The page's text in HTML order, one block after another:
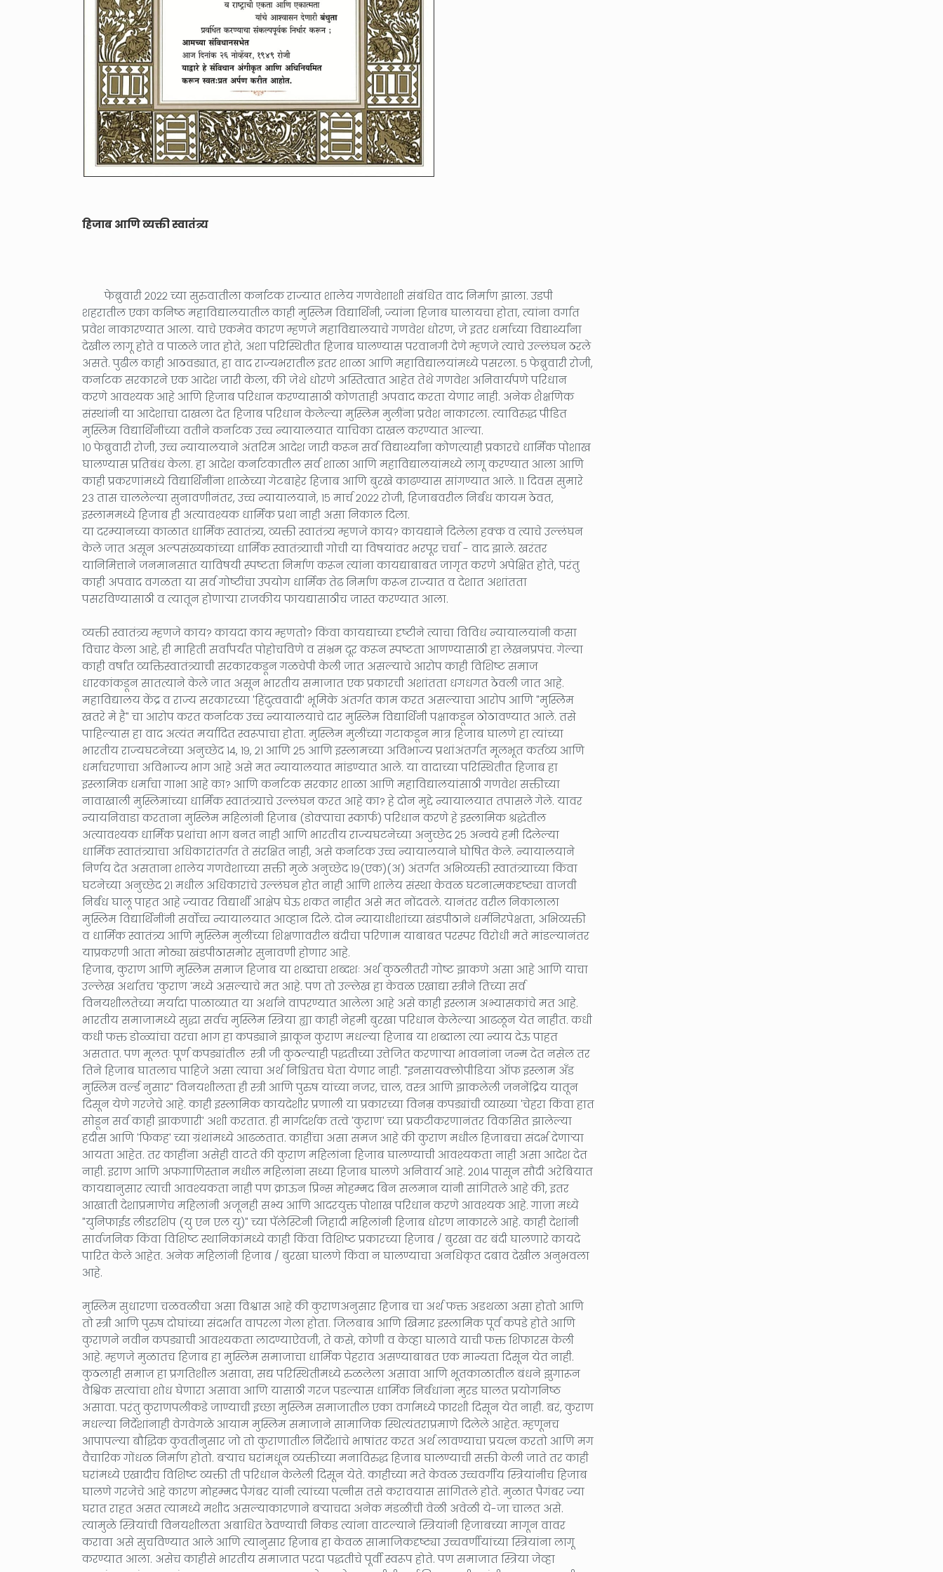
हिजाब आणि व्यक्ती स्वातंत्र्य
फेब्रुवारी २०२२ च्या सुरुवातीला कर्नाटक राज्यात शालेय गणवेशाशी संबंधित वाद निर्माण झाला. उडपी
शहरातील एका कनिष्ठ महाविद्यालयातील काही मुस्लिम विद्यार्थिनी, ज्यांना हिजाब घालायचा होता, त्यांना वर्गात
प्रवेश नाकारण्यात आला. याचे एकमेव कारण म्हणजे महाविद्यालयाचे गणवेश धोरण, जे इतर धर्माच्या विद्यार्थ्यांना
देखील लागू होते व पाळले जात होते, अशा परिस्थितीत हिजाब घालण्यास परवानगी देणे म्हणजे त्याचे उल्लंघन ठरले
असते. पुढील काही आठवड्यात, हा वाद राज्यभरातील इतर शाळा आणि महाविद्यालयांमध्ये पसरला. ५ फेब्रुवारी रोजी,
कर्नाटक सरकारने एक आदेश जारी केला, की जेथे धोरणे अस्तित्वात आहेत तेथे गणवेश अनिवार्यपणे परिधान
करणे आवश्यक आहे आणि हिजाब परिधान करण्यासाठी कोणताही अपवाद करता येणार नाही. अनेक शैक्षणिक
संस्थांनी या आदेशाचा दाखला देत हिजाब परिधान केलेल्या मुस्लिम मुलींना प्रवेश नाकारला. त्याविरुद्ध पीडित
मुस्लिम विद्यार्थिनींच्या वतीने कर्नाटक उच्च न्यायालयात याचिका दाखल करण्यात आल्या.
१० फेब्रुवारी रोजी, उच्च न्यायालयाने अंतरिम आदेश जारी करून सर्व विद्यार्थ्यांना कोणत्याही प्रकारचे धार्मिक पोशाख
घालण्यास प्रतिबंध केला. हा आदेश कर्नाटकातील सर्व शाळा आणि महाविद्यालयांमध्ये लागू करण्यात आला आणि
काही प्रकरणांमध्ये विद्यार्थिनींना शाळेच्या गेटबाहेर हिजाब आणि बुरखे काढण्यास सांगण्यात आले. ११ दिवस सुमारे
२३ तास चाललेल्या सुनावणीनंतर, उच्च न्यायालयाने, १५ मार्च २०२२ रोजी, हिजाबवरील निर्बंध कायम ठेवत,
इस्लाममध्ये हिजाब ही अत्यावश्यक धार्मिक प्रथा नाही असा निकाल दिला.
या दरम्यानच्या काळात धार्मिक स्वातंत्र्य, व्यक्ती स्वातंत्र्य म्हणजे काय? कायद्याने दिलेला हक्क व त्याचे उल्लंघन
केले जात असून अल्पसंख्यकांच्या धार्मिक स्वातंत्र्याची गोची या विषयांवर भरपूर चर्चा - वाद झाले. खरंतर
यानिमित्ताने जनमानसात याविषयी स्पष्टता निर्माण करून त्यांना कायद्याबाबत जागृत करणे अपेक्षित होते, परंतु
काही अपवाद वगळता या सर्व गोष्टींचा उपयोग धार्मिक तेढ निर्माण करून राज्यात व देशात अशांतता
पसरविण्यासाठी व त्यातून होणाऱ्या राजकीय फायद्यासाठीच जास्त करण्यात आला.
व्यक्ती स्वातंत्र्य म्हणजे काय? कायदा काय म्हणतो? किंवा कायद्याच्या दृष्टीने त्याचा विविध न्यायालयांनी कसा
विचार केला आहे, ही माहिती सर्वांपर्यंत पोहोचविणे व संभ्रम दूर करून स्पष्टता आणण्यासाठी हा लेखनप्रपंच. गेल्या
काही वर्षांत व्यक्तिस्वातंत्र्याची सरकारकडून गळचेपी केली जात असल्याचे आरोप काही विशिष्ट समाज
धारकांकडून सातत्याने केले जात असून भारतीय समाजात एक प्रकारची अशांतता धगधगत ठेवली जात आहे.
महाविद्यालय केंद्र व राज्य सरकारच्या 'हिंदुत्ववादी' भूमिके अंतर्गत काम करत असल्याचा आरोप आणि "मुस्लिम
खतरे मे है" चा आरोप करत कर्नाटक उच्च न्यायालयाचे दार मुस्लिम विद्यार्थिनी पक्षाकडून ठोठावण्यात आले. तसे
पाहिल्यास हा वाद अत्यंत मर्यादित स्वरूपाचा होता. मुस्लिम मुलींच्या गटाकडून मात्र हिजाब घालणे हा त्यांच्या
भारतीय राज्यघटनेच्या अनुच्छेद १४, १९, २१ आणि २५ आणि इस्लामच्या अविभाज्य प्रथांअंतर्गत मूलभूत कर्तव्य आणि
धर्माचरणाचा अविभाज्य भाग आहे असे मत न्यायालयात मांडण्यात आले. या वादाच्या परिस्थितीत हिजाब हा
इस्लामिक धर्माचा गाभा आहे का? आणि कर्नाटक सरकार शाळा आणि महाविद्यालयांसाठी गणवेश सक्तीच्या
नावाखाली मुस्लिमांच्या धार्मिक स्वातंत्र्याचे उल्लंघन करत आहे का? हे दोन मुद्दे न्यायालयात तपासले गेले. यावर
न्यायनिवाडा करताना मुस्लिम महिलांनी हिजाब (डोक्याचा स्कार्फ) परिधान करणे हे इस्लामिक श्रद्धेतील
अत्यावश्यक धार्मिक प्रथांचा भाग बनत नाही आणि भारतीय राज्यघटनेच्या अनुच्छेद २५ अन्वये हमी दिलेल्या
धार्मिक स्वातंत्र्याचा अधिकारांतर्गत ते संरक्षित नाही, असे कर्नाटक उच्च न्यायालयाने घोषित केले. न्यायालयाने
निर्णय देत असताना शालेय गणवेशाच्या सक्ती मुळे अनुच्छेद १९(एक)(अ) अंतर्गत अभिव्यक्ती स्वातंत्र्याच्या किंवा
घटनेच्या अनुच्छेद २१ मधील अधिकारांचे उल्लंघन होत नाही आणि शालेय संस्था केवळ घटनात्मकदृष्ट्या वाजवी
निर्बंध घालू पाहत आहे ज्यावर विद्यार्थी आक्षेप घेऊ शकत नाहीत असे मत नोंदवले. यानंतर वरील निकालाला
मुस्लिम विद्यार्थिनींनी सर्वोच्च न्यायालयात आव्हान दिले. दोन न्यायाधीशांच्या खंडपीठाने धर्मनिरपेक्षता, अभिव्यक्ती
व धार्मिक स्वातंत्र्य आणि मुस्लिम मुलींच्या शिक्षणावरील बंदीचा परिणाम याबाबत परस्पर विरोधी मते मांडल्यानंतर
याप्रकरणी आता मोठ्या खंडपीठासमोर सुनावणी होणार आहे.
हिजाब, कुराण आणि मुस्लिम समाज हिजाब या शब्दाचा शब्दशः अर्थ कुठलीतरी गोष्ट झाकणे असा आहे आणि याचा
उल्लेख अर्थातच 'कुराण 'मध्ये असल्याचे मत आहे. पण तो उल्लेख हा केवळ एखाद्या स्त्रीने तिच्या सर्व
विनयशीलतेच्या मर्यादा पाळाव्यात या अर्थाने वापरण्यात आलेला आहे असे काही इस्लाम अभ्यासकांचे मत आहे.
भारतीय समाजामध्ये सुद्धा सर्वच मुस्लिम स्त्रिया ह्या काही नेहमी बुरखा परिधान केलेल्या आढळून येत नाहीत. कधी
कधी फक्त डोळ्यांचा वरचा भाग हा कपड्याने झाकून कुराण मधल्या हिजाब या शब्दाला त्या न्याय देऊ पाहत
असतात. पण मूलतः पूर्ण कपड्यांतील स्त्री जी कुठल्याही पद्धतीच्या उत्तेजित करणाऱ्या भावनांना जन्म देत नसेल तर
तिने हिजाब घातलाच पाहिजे असा त्याचा अर्थ निश्चितच घेता येणार नाही. "इनसायक्लोपीडिया ऑफ इस्लाम अँड
मुस्लिम वर्ल्ड नुसार" विनयशीलता ही स्त्री आणि पुरुष यांच्या नजर, चाल, वस्त्र आणि झाकलेली जननेंद्रिय यातून
दिसून येणे गरजेचे आहे. काही इस्लामिक कायदेशीर प्रणाली या प्रकारच्या विनम्र कपड्यांची व्याख्या 'चेहरा किंवा हात
सोडून सर्व काही झाकणारी' अशी करतात. ही मार्गदर्शक तत्वे 'कुराण' च्या प्रकटीकरणानंतर विकसित झालेल्या
हदीस आणि 'फिकह' च्या ग्रंथांमध्ये आढळतात. काहींचा असा समज आहे की कुराण मधील हिजाबचा संदर्भ देणाऱ्या
आयता आहेत. तर काहींना असेही वाटते की कुराण महिलांना हिजाब घालण्याची आवश्यकता नाही असा आदेश देत
नाही. इराण आणि अफगाणिस्तान मधील महिलांना सध्या हिजाब घालणे अनिवार्य आहे. २०१४ पासून सौदी अरेबियात
कायद्यानुसार त्याची आवश्यकता नाही पण क्राऊन प्रिन्स मोहम्मद बिन सलमान यांनी सांगितले आहे की, इतर
आखाती देशाप्रमाणेच महिलांनी अजूनही सभ्य आणि आदरयुक्त पोशाख परिधान करणे आवश्यक आहे. गाज़ा मध्ये
"युनिफाईड लीडरशिप (यु एन एल यु)" च्या पॅलेस्टिनी जिहादी महिलांनी हिजाब धोरण नाकारले आहे. काही देशांनी
सार्वजनिक किंवा विशिष्ट स्थानिकांमध्ये काही किंवा विशिष्ट प्रकारच्या हिजाब / बुरखा वर बंदी घालणारे कायदे
पारित केले आहेत. अनेक महिलांनी हिजाब / बुरखा घालणे किंवा न घालण्याचा अनधिकृत दबाव देखील अनुभवला
आहे.
मुस्लिम सुधारणा चळवळीचा असा विश्वास आहे की कुराणअनुसार हिजाब चा अर्थ फक्त अडथळा असा होतो आणि
तो स्त्री आणि पुरुष दोघांच्या संदर्भात वापरला गेला होता. जिलबाब आणि खिमार इस्लामिक पूर्व कपडे होते आणि
कुराणने नवीन कपड्याची आवश्यकता लादण्याऐवजी, ते कसे, कोणी व केव्हा घालावे याची फक्त शिफारस केली
आहे. म्हणजे मुळातच हिजाब हा मुस्लिम समाजाचा धार्मिक पेहराव असण्याबाबत एक मान्यता दिसून येत नाही.
कुठलाही समाज हा प्रगतिशील असावा, सद्य परिस्थितीमध्ये रुळलेला असावा आणि भूतकाळातील बंधने झुगारून
वैश्विक सत्यांचा शोध घेणारा असावा आणि यासाठी गरज पडल्यास धार्मिक निर्बंधांना मुरड घालत प्रयोगनिष्ठ
असावा. परंतु कुराणपलीकडे जाण्याची इच्छा मुस्लिम समाजातील एका वर्गामध्ये फारशी दिसून येत नाही. बरं, कुराण
मधल्या निर्देशांनाही वेगवेगळे आयाम मुस्लिम समाजाने सामाजिक स्थित्यंतराप्रमाणे दिलेले आहेत. म्हणूनच
आपापल्या बौद्धिक कुवतीनुसार जो तो कुराणातील निर्देशांचे भाषांतर करत अर्थ लावण्याचा प्रयत्न करतो आणि मग
वैचारिक गोंधळ निर्माण होतो. बऱ्याच घरांमधून व्यक्तीच्या मनाविरुद्ध हिजाब घालण्याची सक्ती केली जाते तर काही
घरांमध्ये एखादीच विशिष्ट व्यक्ती ती परिधान केलेली दिसून येते. काहीच्या मते केवळ उच्चवर्गीय स्त्रियांनीच हिजाब
घालणे गरजेचे आहे कारण मोहम्मद पैगंबर यांनी त्यांच्या पत्नीस तसे करावयास सांगितले होते. मुळात पैगंबर ज्या
घरात राहत असत त्यामध्ये मशीद असल्याकारणाने बऱ्याचदा अनेक मंडळींची वेळी अवेळी ये-जा चालत असे.
त्यामुळे स्त्रियांची विनयशीलता अबाधित ठेवण्याची निकड त्यांना वाटल्याने स्त्रियांनी हिजाबच्या मागून वावर
करावा असे सुचविण्यात आले आणि त्यानुसार हिजाब हा केवळ सामाजिकदृष्ट्या उच्चवर्णीयांच्या स्त्रियांना लागू
करण्यात आला. असेच काहीसे भारतीय समाजात परदा पद्धतीचे पूर्वी स्वरूप होते. पण समाजात स्त्रिया जेव्हा